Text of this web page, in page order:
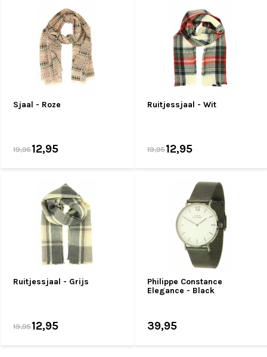
Sjaal - Roze
19,9512,95
Ruitjessjaal - Wit
19,9512,95
Ruitjessjaal - Grijs
19,9512,95
Philippe Constance
Elegance - Black
39,95